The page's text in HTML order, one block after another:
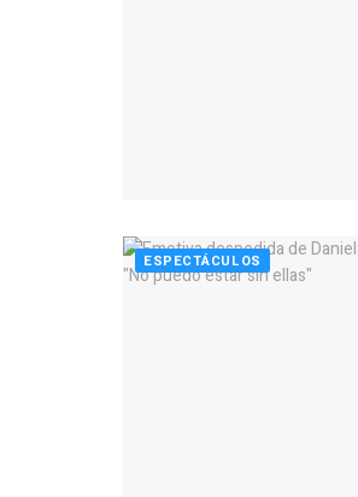
ESPECTÁCULOS